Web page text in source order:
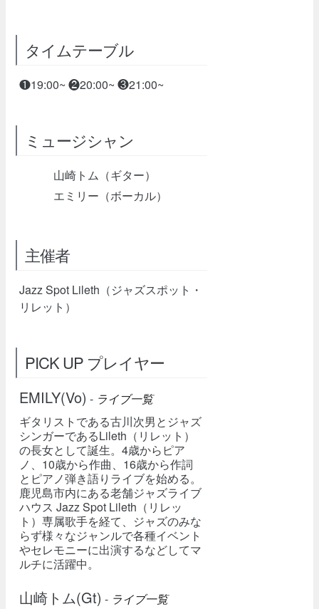
タイムテーブル
❶19:00~ ❷20:00~ ❸21:00~
ミュージシャン
山崎トム（ギター）
エミリー（ボーカル）
主催者
Jazz Spot Lileth（ジャズスポット・
リレット）
PICK UP プレイヤー
EMILY(Vo) - ライブ一覧
ギタリストである古川次男とジャズ
シンガーであるLileth（リレット）
の長女として誕生。4歳からピア
ノ、10歳から作曲、16歳から作詞
とピアノ弾き語りライブを始める。
鹿児島市内にある老舗ジャズライブ
ハウス Jazz Spot Lileth（リレッ
ト）専属歌手を経て、ジャズのみな
らず様々なジャンルで各種イベント
やセレモニーに出演するなどしてマ
ルチに活躍中。
山崎トム(Gt) - ライブ一覧